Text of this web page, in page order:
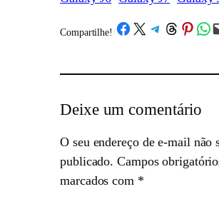
Compartilhe! /Share on Facebook
Share on X Share on Telegram
Share on Threads
Share onShare
Deixe um comentário
O seu endereço de e-mail não
publicado. Campos
marcados com *